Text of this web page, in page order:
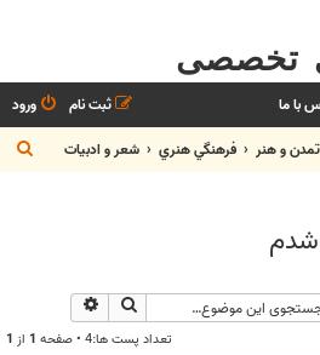
تخصصی
با ما ورود
ثبت نام
و هنر فرهنگي هنري شعر و ادبيات
س
شدم
جستجو
تعداد پست ها:4 • صفحه 1 از 1